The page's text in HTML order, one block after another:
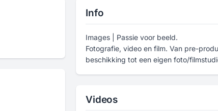
Info
Images | Passie voor beeld.
Fotografie, video en film. Van pre-
beschikking tot een eigen foto/
Videos